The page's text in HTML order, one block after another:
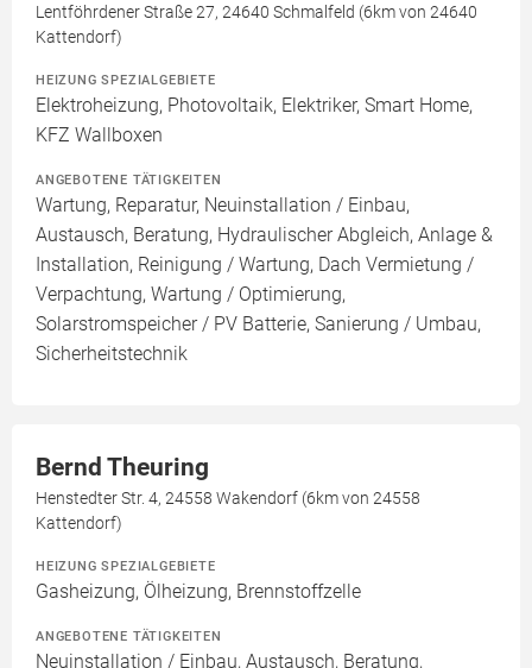
Lentföhrdener Straße 27, 24640 Schmalfeld (6km von 24640
Kattendorf)
HEIZUNG SPEZIALGEBIETE
Elektroheizung, Photovoltaik, Elektriker, Smart Home,
KFZ Wallboxen
ANGEBOTENE TÄTIGKEITEN
Wartung, Reparatur, Neuinstallation / Einbau,
Austausch, Beratung, Hydraulischer Abgleich, Anlage &
Installation, Reinigung / Wartung, Dach Vermietung /
Verpachtung, Wartung / Optimierung,
Solarstromspeicher / PV Batterie, Sanierung / Umbau,
Sicherheitstechnik
Bernd Theuring
Henstedter Str. 4, 24558 Wakendorf (6km von 24558
Kattendorf)
HEIZUNG SPEZIALGEBIETE
Gasheizung, Ölheizung, Brennstoffzelle
ANGEBOTENE TÄTIGKEITEN
Neuinstallation / Einbau, Austausch, Beratung,